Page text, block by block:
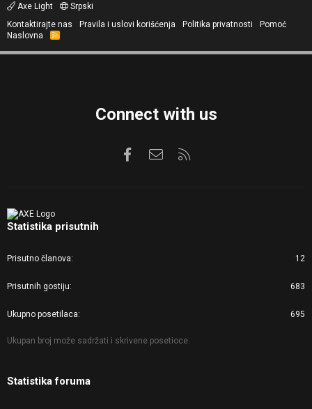
Axe Light
Srpski
Kontaktirajte nas
Pravila i uslovi korišćenja Politika privatnosti
Pomoć
Naslovna
R
S
Connect with us
FacebookKontaktirajte nas
Statistika prisutnih
Prisutno članova 12
Prisutnih gostiju 683
Ukupno posetilaca 695
Ukupan broj može sadržati i skrivene posetioce.
Statistika foruma